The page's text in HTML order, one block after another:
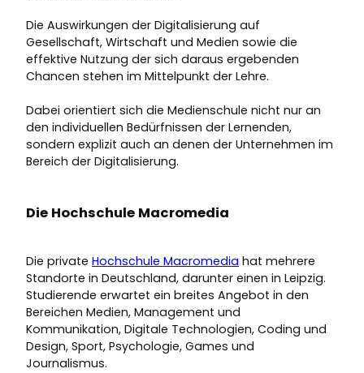
Die Auswirkungen der Digitalisierung auf
Gesellschaft, Wirtschaft und Medien sowie die
effektive Nutzung der sich daraus ergebenden
Chancen stehen im Mittelpunkt der Lehre.
Dabei orientiert sich die Medienschule nicht nur an
den individuellen Bedürfnissen der Lernenden,
sondern explizit auch an denen der Unternehmen im
Bereich der Digitalisierung.
Die Hochschule Macromedia
Die private Hochschule Macromedia hat mehrere
Standorte in Deutschland, darunter einen in Leipzig.
Studierende erwartet ein breites Angebot in den
Bereichen Medien, Management und
Kommunikation, Digitale Technologien, Coding und
Design, Sport, Psychologie, Games und
Journalismus.